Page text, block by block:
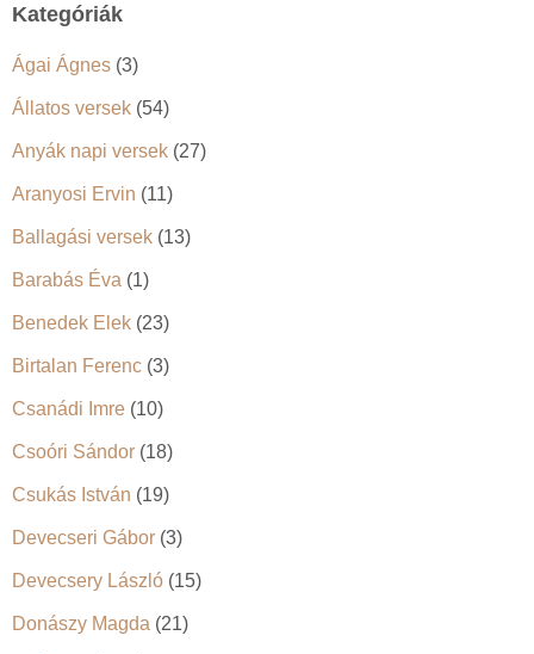
Kategóriák
Ágai Ágnes (3)
Állatos versek (54)
Anyák napi versek (27)
Aranyosi Ervin (11)
Ballagási versek (13)
Barabás Éva (1)
Benedek Elek (23)
Birtalan Ferenc (3)
Csanádi Imre (10)
Csoóri Sándor (18)
Csukás István (19)
Devecseri Gábor (3)
Devecsery László (15)
Donászy Magda (21)